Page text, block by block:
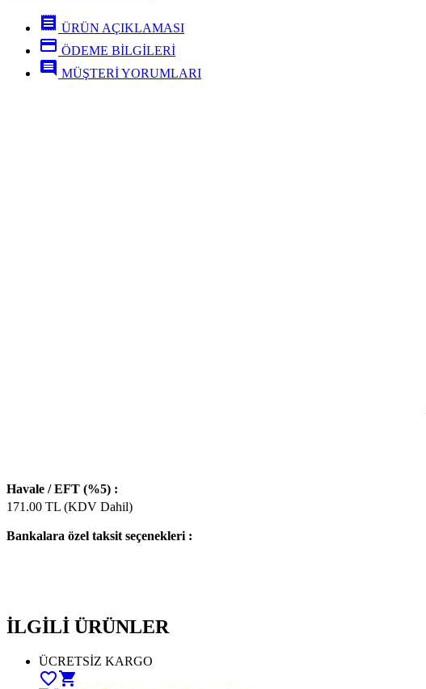
receipt ÜRÜN AÇIKLAMASI
credit_card ÖDEME BİLGİLERİ
comment MÜŞTERİ YORUMLARI
Havale / EFT (%5) :
171.00 TL (KDV Dahil)
Bankalara özel taksit seçenekleri :
İLGİLİ ÜRÜNLER
ÜCRETSİZ KARGO
favorite_bordershopping_cart